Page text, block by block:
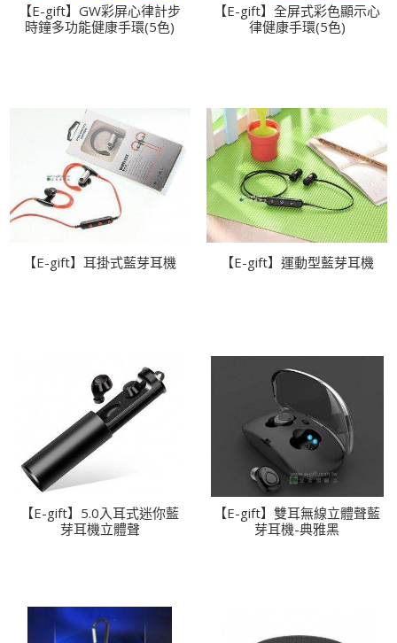
【E-gift】GW彩屏心律計步
時鐘多功能健康手環(5色)
【E-gift】全屏式彩色顯示心
律健康手環(5色)
【E-gift】耳掛式藍芽耳機 【E-gift】運動型藍芽耳機
【E-gift】5.0入耳式迷你藍
芽耳機立體聲
【E-gift】雙耳無線立體聲藍
芽耳機-典雅黑